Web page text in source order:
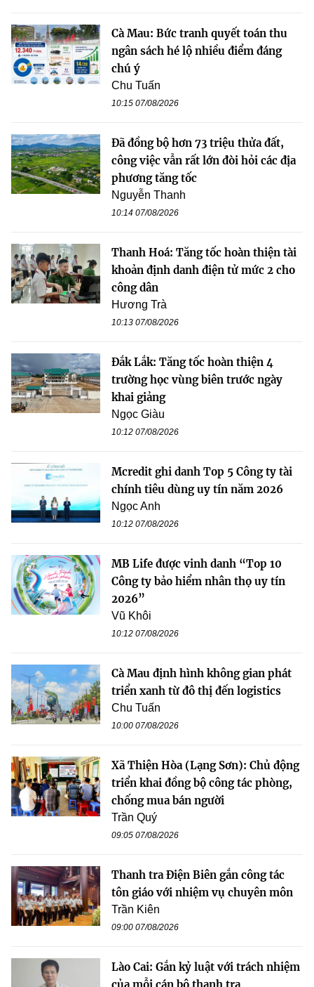
Cà Mau: Bức tranh quyết toán thu
ngân sách hé lộ nhiều điểm đáng
chú ý
Chu Tuấn
10:15 07/08/2026
Đã đồng bộ hơn 73 triệu thửa đất,
công việc vẫn rất lớn đòi hỏi các địa
phương tăng tốc
Nguyễn Thanh
10:14 07/08/2026
Thanh Hoá: Tăng tốc hoàn thiện tài
khoản định danh điện tử mức 2 cho
công dân
Hương Trà
10:13 07/08/2026
Đắk Lắk: Tăng tốc hoàn thiện 4
trường học vùng biên trước ngày
khai giảng
Ngọc Giàu
10:12 07/08/2026
Mcredit ghi danh Top 5 Công ty tài
chính tiêu dùng uy tín năm 2026
Ngọc Anh
10:12 07/08/2026
MB Life được vinh danh “Top 10
Công ty bảo hiểm nhân thọ uy tín
2026”
Vũ Khôi
10:12 07/08/2026
Cà Mau định hình không gian phát
triển xanh từ đô thị đến logistics
Chu Tuấn
10:00 07/08/2026
Xã Thiện Hòa (Lạng Sơn): Chủ động
triển khai đồng bộ công tác phòng,
chống mua bán người
Trần Quý
09:05 07/08/2026
Thanh tra Điện Biên gắn công tác
tôn giáo với nhiệm vụ chuyên môn
Trần Kiên
09:00 07/08/2026
Lào Cai: Gắn kỷ luật với trách nhiệm